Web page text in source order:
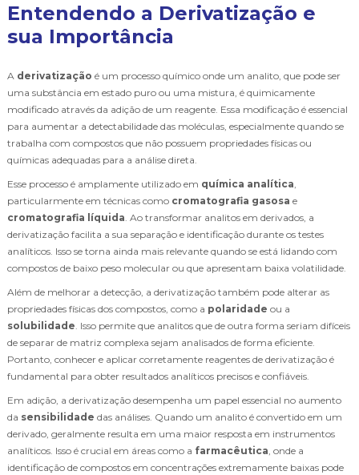
Entendendo a Derivatização e
sua Importância
A derivatização é um processo químico onde um analito, que pode ser
uma substância em estado puro ou uma mistura, é quimicamente
modificado através da adição de um reagente. Essa modificação é essencial
para aumentar a detectabilidade das moléculas, especialmente quando se
trabalha com compostos que não possuem propriedades físicas ou
químicas adequadas para a análise direta.
Esse processo é amplamente utilizado em química analítica,
particularmente em técnicas como cromatografia gasosa e
cromatografia líquida. Ao transformar analitos em derivados, a
derivatização facilita a sua separação e identificação durante os testes
analíticos. Isso se torna ainda mais relevante quando se está lidando com
compostos de baixo peso molecular ou que apresentam baixa volatilidade.
Além de melhorar a detecção, a derivatização também pode alterar as
propriedades físicas dos compostos, como a polaridade ou a
solubilidade. Isso permite que analitos que de outra forma seriam difíceis
de separar de matriz complexa sejam analisados de forma eficiente.
Portanto, conhecer e aplicar corretamente reagentes de derivatização é
fundamental para obter resultados analíticos precisos e confiáveis.
Em adição, a derivatização desempenha um papel essencial no aumento
da sensibilidade das análises. Quando um analito é convertido em um
derivado, geralmente resulta em uma maior resposta em instrumentos
analíticos. Isso é crucial em áreas como a farmacêutica, onde a
identificação de compostos em concentrações extremamente baixas pode